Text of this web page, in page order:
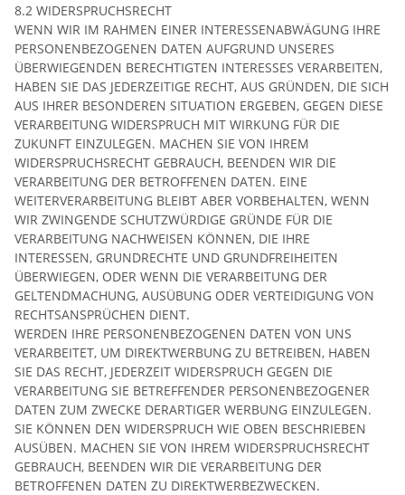
8.2 WIDERSPRUCHSRECHT
WENN WIR IM RAHMEN EINER INTERESSENABWÄGUNG IHRE
PERSONENBEZOGENEN DATEN AUFGRUND UNSERES
ÜBERWIEGENDEN BERECHTIGTEN INTERESSES VERARBEITEN,
HABEN SIE DAS JEDERZEITIGE RECHT, AUS GRÜNDEN, DIE SICH
AUS IHRER BESONDEREN SITUATION ERGEBEN, GEGEN DIESE
VERARBEITUNG WIDERSPRUCH MIT WIRKUNG FÜR DIE
ZUKUNFT EINZULEGEN. MACHEN SIE VON IHREM
WIDERSPRUCHSRECHT GEBRAUCH, BEENDEN WIR DIE
VERARBEITUNG DER BETROFFENEN DATEN. EINE
WEITERVERARBEITUNG BLEIBT ABER VORBEHALTEN, WENN
WIR ZWINGENDE SCHUTZWÜRDIGE GRÜNDE FÜR DIE
VERARBEITUNG NACHWEISEN KÖNNEN, DIE IHRE
INTERESSEN, GRUNDRECHTE UND GRUNDFREIHEITEN
ÜBERWIEGEN, ODER WENN DIE VERARBEITUNG DER
GELTENDMACHUNG, AUSÜBUNG ODER VERTEIDIGUNG VON
RECHTSANSPRÜCHEN DIENT.
WERDEN IHRE PERSONENBEZOGENEN DATEN VON UNS
VERARBEITET, UM DIREKTWERBUNG ZU BETREIBEN, HABEN
SIE DAS RECHT, JEDERZEIT WIDERSPRUCH GEGEN DIE
VERARBEITUNG SIE BETREFFENDER PERSONENBEZOGENER
DATEN ZUM ZWECKE DERARTIGER WERBUNG EINZULEGEN.
SIE KÖNNEN DEN WIDERSPRUCH WIE OBEN BESCHRIEBEN
AUSÜBEN. MACHEN SIE VON IHREM WIDERSPRUCHSRECHT
GEBRAUCH, BEENDEN WIR DIE VERARBEITUNG DER
BETROFFENEN DATEN ZU DIREKTWERBEZWECKEN.